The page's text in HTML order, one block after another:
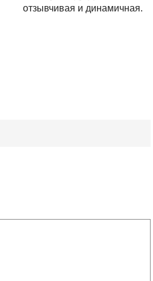
отзывчивая и динамичная.